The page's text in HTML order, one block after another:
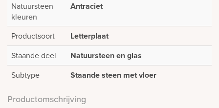
Natuursteen
kleuren
Antraciet
Productsoort Letterplaat
Staande deel Natuursteen en glas
Subtype Staande steen met vloer
Productomschrijving